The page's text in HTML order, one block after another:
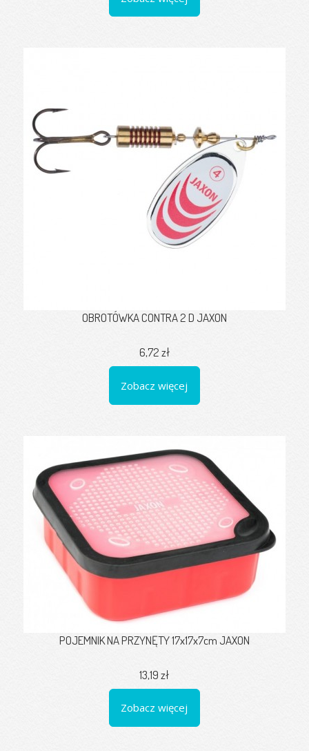
OBROTÓWKA CONTRA 2 D JAXON
6,72 zł
Zobacz więcej
POJEMNIK NA PRZYNĘTY 17x17x7cm JAXON
13,19 zł
Zobacz więcej